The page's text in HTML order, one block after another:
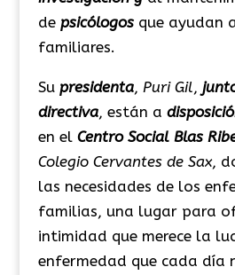
de psicólogos que ayudan
familiares.
Su presidenta, Puri Gil,
directiva, están a
en el Centro Social Blas
Colegio Cervantes de Sax,
las necesidades de los
familias, una lugar para
intimidad que merece la
enfermedad que cada día